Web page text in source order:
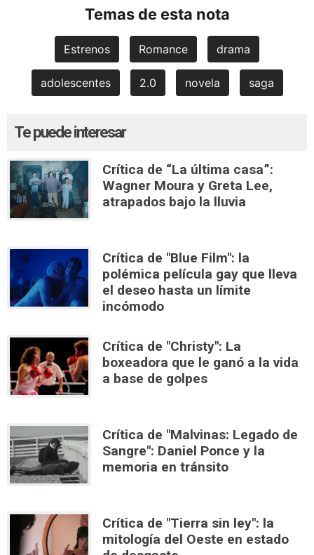
Temas de esta nota
Estrenos Romance drama
adolescentes 2.0 novela saga
Te puede interesar
Crítica de “La última casa”:
Wagner Moura y Greta Lee,
atrapados bajo la lluvia
Crítica de "Blue Film": la
polémica película gay que lleva
el deseo hasta un límite
incómodo
Crítica de "Christy": La
boxeadora que le ganó a la vida
a base de golpes
Crítica de "Malvinas: Legado de
Sangre": Daniel Ponce y la
memoria en tránsito
Crítica de "Tierra sin ley": la
mitología del Oeste en estado